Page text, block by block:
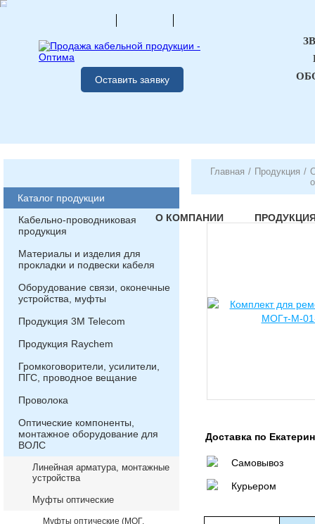
Оставить заявку
О КОМПАНИИ
Каталог продукции
Кабельно-проводниковая
продукция
Материалы и изделия для
прокладки и подвески кабеля
Оборудование связи, оконечные
устройства, муфты
Продукция 3М Telecom
Продукция Raychem
Громкоговорители, усилители,
ПГС, проводное вещание
Проволока
Оптические компоненты,
монтажное оборудование для
ВОЛС
Линейная арматура, монтажные
устройства
Муфты оптические
Муфты оптические (МОГ,
Главная / Продукция /
Доставка по
Самовывоз
Курьером